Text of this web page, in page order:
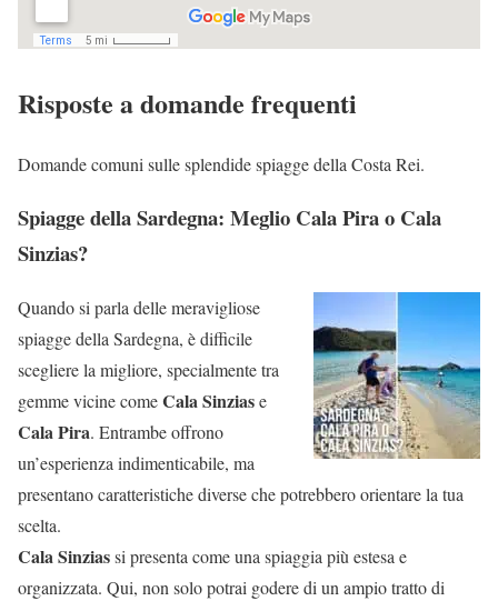
Risposte a domande frequenti
Domande comuni sulle splendide spiagge della Costa Rei.
Spiagge della Sardegna: Meglio Cala Pira o Cala
Sinzias?
Quando si parla delle meravigliose
spiagge della Sardegna, è difficile
scegliere la migliore, specialmente tra
gemme vicine comeCala Sinziase
Cala Pira. Entrambe offrono
un’esperienza indimenticabile, ma
presentano caratteristiche diverse che potrebbero orientare la tua
scelta.
Cala Sinziassi presenta come una spiaggia più estesa e
organizzata. Qui, non solo potrai godere di un ampio tratto di